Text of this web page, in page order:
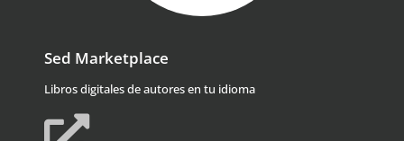
Sed Marketplace
Libros digitales de autores en tu idioma